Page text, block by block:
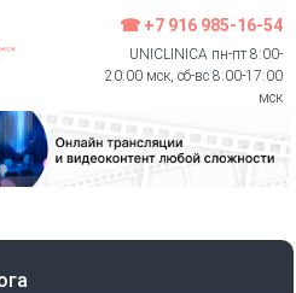
☎ +7 916 985-16-54
UNICLINICA пн-пт 8:00-
20:00 мск, сб-вс 8:00-17:00
мск